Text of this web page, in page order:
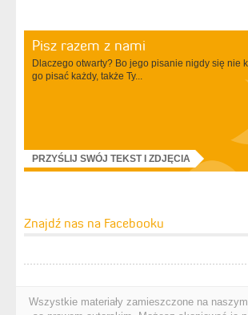
Pisz razem z nami
Dlaczego otwarty? Bo jego pisanie nigdy się nie
go pisać każdy, także Ty...
PRZYŚLIJ SWÓJ TEKST I ZDJĘCIA
Znajdź nas na Facebooku
Wszystkie materiały zamieszczone na